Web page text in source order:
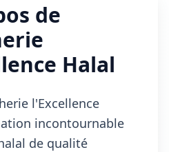
de
Halal
l'Excellence
incontournable
de qualité